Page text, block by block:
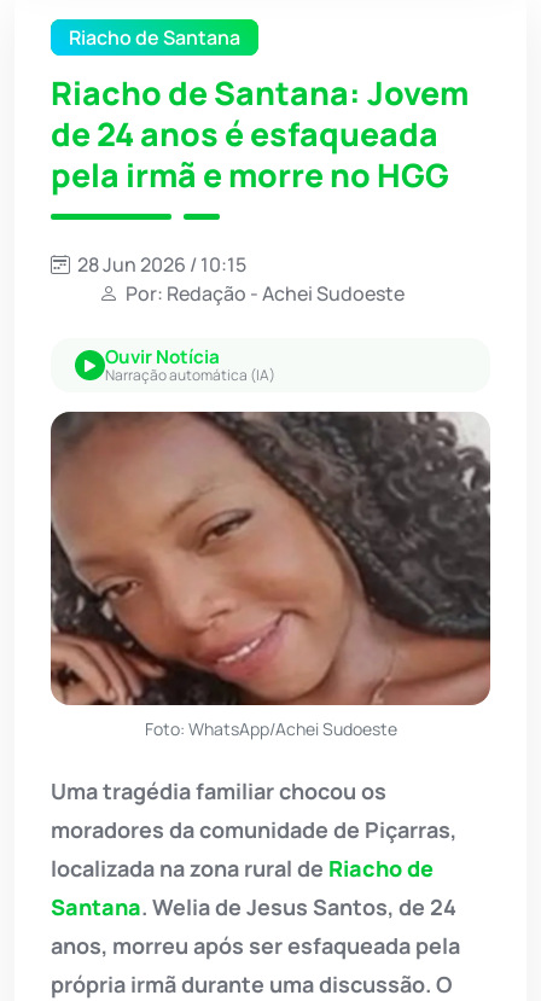
Riacho de Santana
Riacho de Santana: Jovem
de 24 anos é esfaqueada
pela irmã e morre no HGG
28 Jun 2026 / 10:15
Por: Redação - Achei Sudoeste
Ouvir Notícia
Narração automática (IA)
Foto: WhatsApp/Achei Sudoeste
Uma tragédia familiar chocou os
moradores da comunidade de Piçarras,
localizada na zona rural de Riacho de
Santana. Welia de Jesus Santos, de 24
anos, morreu após ser esfaqueada pela
própria irmã durante uma discussão. O